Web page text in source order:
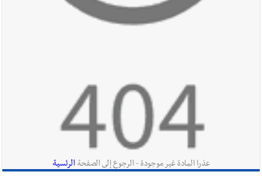
في صيدا نتيجة الانقطاع المتكرر لخط الخدمات الكهربائي
لزراعة الزعتر بعدما أبعده القصف الإسرائيلي عن أرضه
قراءات ومستجدات ومواقف في لبنان والمنطقة -
الجمعة 7-8-2026: مفاوضات متعثّرة في روما؟ | عون: علينا
الاستمرار بمسار التفاوض؟ واشنطن لتل أبيب: الحزب لم يخرق؟ |
عذرا المادة غير موجودة - الرجوع إلى الصفحة الرئسية